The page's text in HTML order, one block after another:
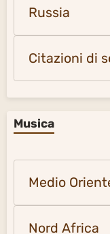
Russia
Citazioni di
Musica
Medio
Nord Africa